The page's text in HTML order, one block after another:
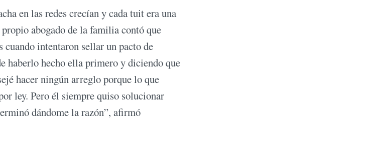
en las redes crecían y cada tuit era una
abogado de la familia contó que
cuando intentaron sellar un pacto de
haberlo hecho ella primero y diciendo que
hacer ningún arreglo porque lo que
ley. Pero él siempre quiso solucionar
dándome la razón”, afirmó